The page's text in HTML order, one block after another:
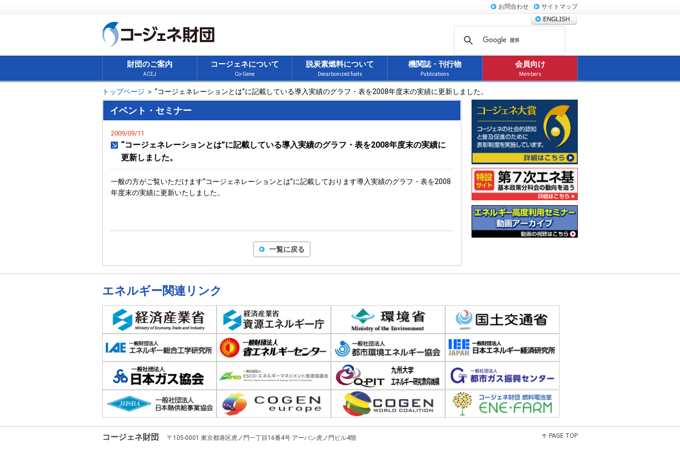
お問合わせ サイトマップ
財団のご案内
ACEJ
コージェネについて
Co-Gene
脱炭素燃料について
Decarbonized fuels
機関誌・刊行物
Publications
会員向け
Members
トップページ ＞ “コージェネレーションとは”に記載している導入実績のグラフ・表を2008年度末の実績に更新しました。
イベント・セミナー
2009/09/11
“コージェネレーションとは”に記載している導入実績のグラフ・表を2008年度末の実績に
更新しました。
一般の方がご覧いただけます“コージェネレーションとは”に記載しております導入実績のグラフ・表を2008
年度末の実績に更新いたしました。
一覧に戻る
エネルギー関連リンク
コージェネ財団 〒105-0001 東京都港区虎ノ門一丁目16番4号 アーバン虎ノ門ビル4階 PAGE TOP